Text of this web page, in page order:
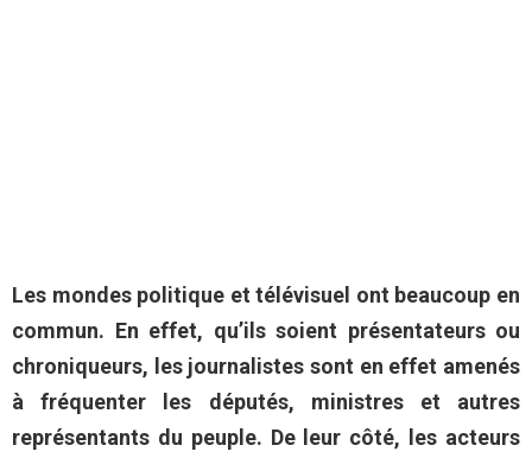
Les mondes politique et télévisuel ont beaucoup en
commun. En effet, qu’ils soient présentateurs ou
chroniqueurs, les journalistes sont en effet amenés
à fréquenter les députés, ministres et autres
représentants du peuple. De leur côté, les acteurs